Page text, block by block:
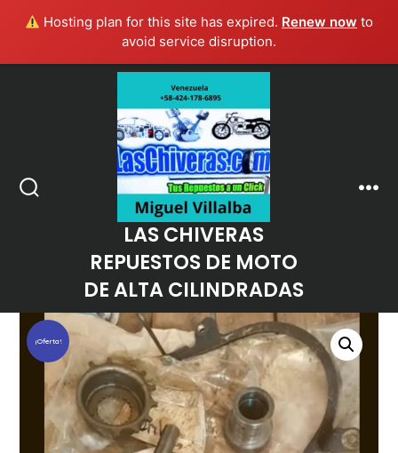
Hosting plan for this site has expired. Renew now to
avoid service disruption.
LAS CHIVERAS
REPUESTOS DE MOTO
DE ALTA CILINDRADAS
Menú
¡Oferta!